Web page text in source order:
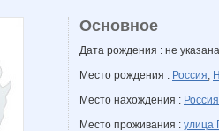
Основное
Дата рождения : не указана
Место рождения : Россия,
Место нахождения : Россия
Место проживания : улица